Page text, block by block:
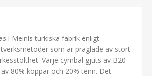
i Meinls turkiska fabrik enligt
som är präglade av stort
Varje cymbal gjuts av B20
80% koppar och 20% tenn. Det